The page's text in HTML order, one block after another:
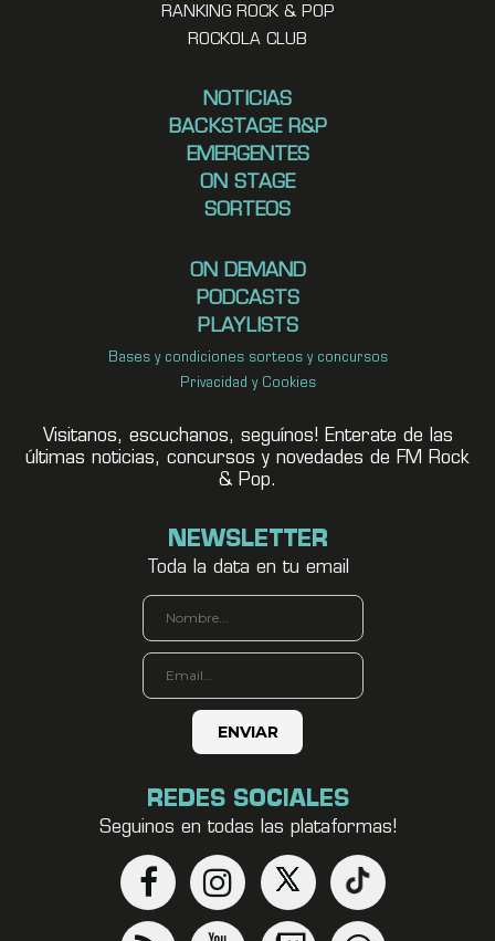
RANKING ROCK & POP
ROCKOLA CLUB
NOTICIAS
BACKSTAGE R&P
EMERGENTES
ON STAGE
SORTEOS
ON DEMAND
PODCASTS
PLAYLISTS
Bases y condiciones sorteos y concursos
Privacidad y Cookies
Visitanos, escuchanos, seguínos! Enterate de las
últimas noticias, concursos y novedades de FM Rock
& Pop.
NEWSLETTER
Toda la data en tu email
REDES SOCIALES
Seguinos en todas las plataformas!